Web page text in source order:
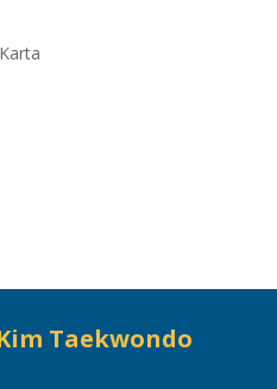
Karta
Taekwondo